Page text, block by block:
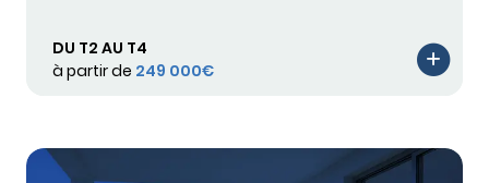
DU T2 AU T4
à partir de 249 000€